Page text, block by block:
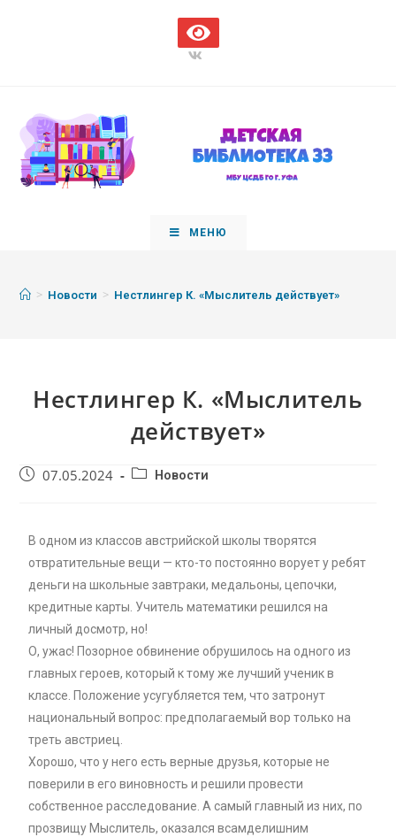
МЕНЮ
> Новости > Нестлингер К. «Мыслитель действует»
Нестлингер К. «Мыслитель
действует»
07.05.2024 Новости
В одном из классов австрийской школы творятся
отвратительные вещи — кто-то постоянно ворует у ребят
деньги на школьные завтраки, медальоны, цепочки,
кредитные карты. Учитель математики решился на
личный досмотр, но!
О, ужас! Позорное обвинение обрушилось на одного из
главных героев, который к тому же лучший ученик в
классе. Положение усугубляется тем, что затронут
национальный вопрос: предполагаемый вор только на
треть австриец.
Хорошо, что у него есть верные друзья, которые не
поверили в его виновность и решили провести
собственное расследование. А самый главный из них, по
прозвищу Мыслитель, оказался всамделишним